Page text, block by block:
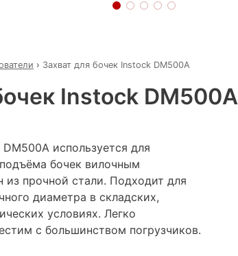
› Захват для бочек Instock DM500A
Instock DM500A
используется для
бочек вилочным
из прочной стали. Подходит для
диаметра в складских,
условиях. Легко
с большинством погрузчиков.